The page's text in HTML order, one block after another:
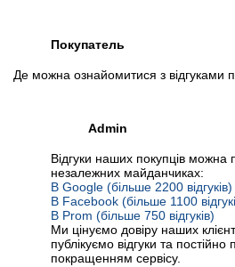
Покупатель
Де можна ознайомитися з відгуками
Admin
Відгуки наших покупців можна
незалежних майданчиках:
В Google (більше 2200 відгуків)
В Facebook (більше 1100
В Prom (більше 750 відгуків)
Ми цінуємо довіру наших
публікуємо відгуки та
покращенням сервісу.